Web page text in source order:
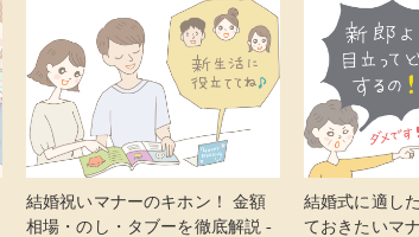
結婚祝いマナーのキホン！ 金額
相場・のし・タブーを徹底解説 -
結婚式に適し
ておきたいマ